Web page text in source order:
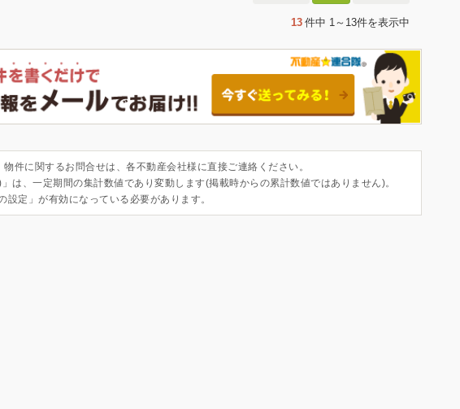
13 件中 1～13件を表示中
件に関するお問合せは、各不動産会社様に直接ご連絡ください。
、一定期間の集計数値であり変動します(掲載時からの累計数値ではありません)。
定」が有効になっている必要があります。